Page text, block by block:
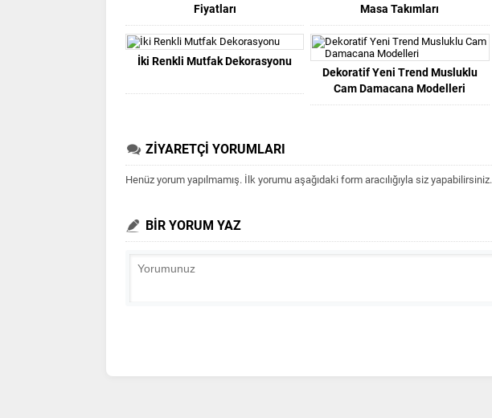
Fiyatları
Masa Takımları
İki Renkli Mutfak Dekorasyonu
Dekoratif Yeni Trend Musluklu
Cam Damacana Modelleri
ZİYARETÇİ YORUMLARI
Henüz yorum yapılmamış. İlk yorumu aşağıdaki form aracılığıyla siz yapabilirsiniz.
BİR YORUM YAZ